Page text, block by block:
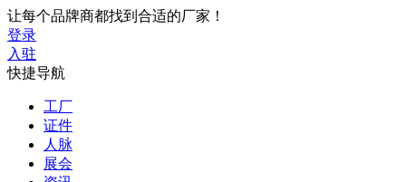
让每个品牌商都找到合适的厂家！
登录
入驻
快捷导航
工厂
证件
人脉
展会